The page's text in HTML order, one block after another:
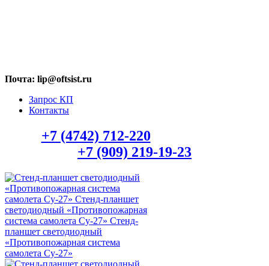
Почта: lip@oftsist.ru
Запрос КП
Контакты
+7 (4742) 712-220
+7 (909) 219-19-23